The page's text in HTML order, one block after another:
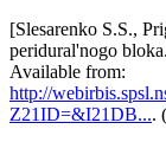
[Slesarenko S.S.,
peridural'nogo
Available from:
http://
Z21ID=&I21DB....